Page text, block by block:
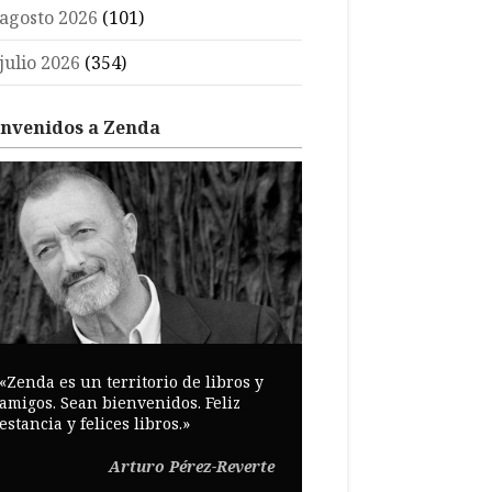
2026 (101)
2026 (354)
a Zenda
es un territorio de libros y
Sean bienvenidos. Feliz
y felices libros.»
Arturo Pérez-Reverte